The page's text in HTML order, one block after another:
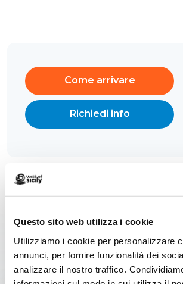
Questo sito web utilizza i cookie
Utilizziamo i cookie per personalizzare
annunci, per fornire funzionalità dei
analizzare il nostro traffico.
Come arrivare
Richiedi info
Contenuti correlati